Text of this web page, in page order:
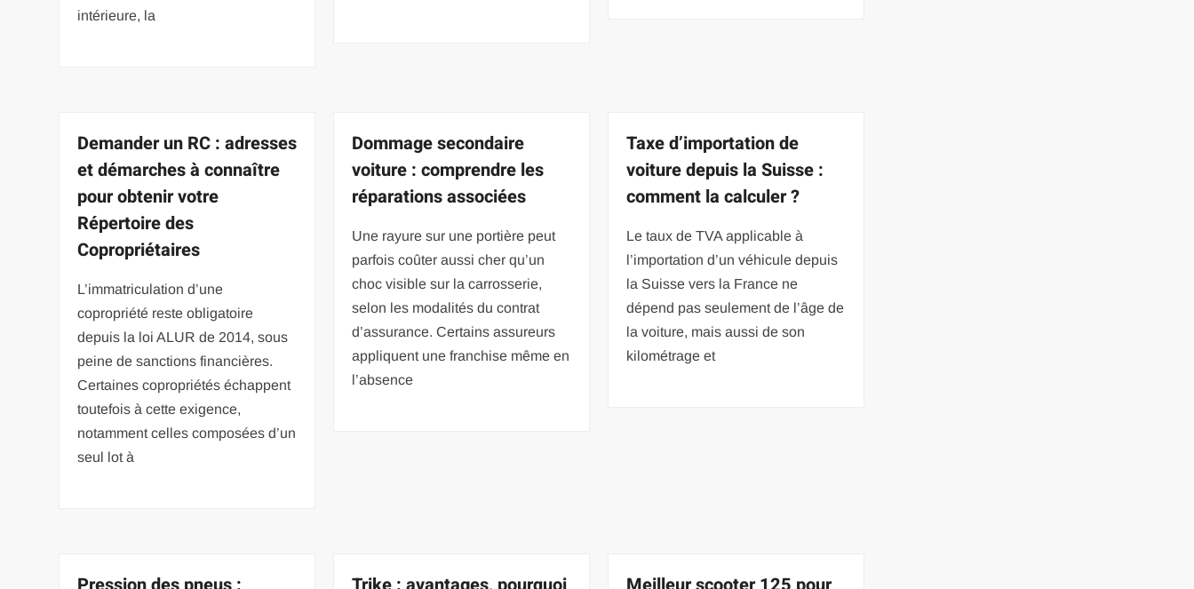
intérieure, la
Demander un RC : adresses
et démarches à connaître
pour obtenir votre
Répertoire des
Copropriétaires
L’immatriculation d’une
copropriété reste obligatoire
depuis la loi ALUR de 2014, sous
peine de sanctions financières.
Certaines copropriétés échappent
toutefois à cette exigence,
notamment celles composées d’un
seul lot à
Dommage secondaire
voiture : comprendre les
réparations associées
Une rayure sur une portière peut
parfois coûter aussi cher qu’un
choc visible sur la carrosserie,
selon les modalités du contrat
d’assurance. Certains assureurs
appliquent une franchise même en
l’absence
Taxe d’importation de
voiture depuis la Suisse :
comment la calculer ?
Le taux de TVA applicable à
l’importation d’un véhicule depuis
la Suisse vers la France ne
dépend pas seulement de l’âge de
la voiture, mais aussi de son
kilométrage et